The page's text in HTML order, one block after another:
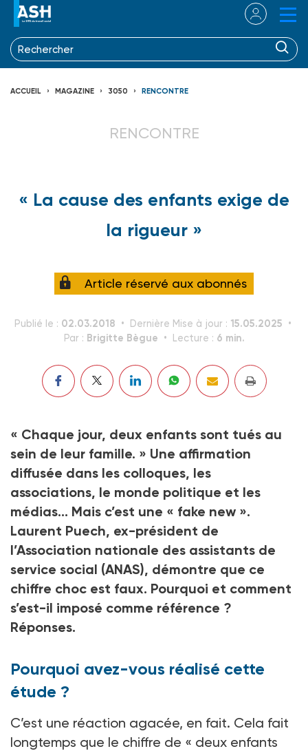
ACCUEIL MAGAZINE 3050 RENCONTRE
RENCONTRE
« La cause des enfants exige de
la rigueur »
Article réservé aux abonnés
Publié le : 02.03.2018 Dernière Mise à jour : 15.05.2025
Par : Brigitte Bègue Lecture : 6 min.
« Chaque jour, deux enfants sont tués au
sein de leur famille. » Une affirmation
diffusée dans les colloques, les
associations, le monde politique et les
médias… Mais c’est une « fake new ».
Laurent Puech, ex-président de
l’Association nationale des assistants de
service social (ANAS), démontre que ce
chiffre choc est faux. Pourquoi et comment
s’est-il imposé comme référence ?
Réponses.
Pourquoi avez-vous réalisé cette
étude ?
C’est une réaction agacée, en fait. Cela fait
longtemps que le chiffre de « deux enfants